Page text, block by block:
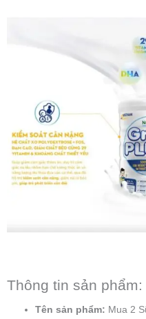
Thông tin sản phẩm:
Tên sản phẩm: Mua 2